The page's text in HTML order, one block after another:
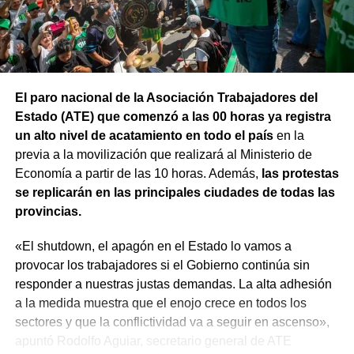
esta comisión debe actuar».
Luego, la secretaria general de Conadu, Clara Chevalier,
precisó que, como parte de esa política de destrucción de
una desregulación de los precios fundamentales para la
vida, como las tarifas de transporte, telefonía celular,
internet, luz y gas. Todo eso produjo una caída del salario
que tiene un impacto directo e indirecto sobre las
mujeres».
«Estamos viviendo una brutal disputa por el tiempo.
fundacionales como la jornada de 8 horas, instalando un
banco de horas flexible, que borra los límites entre lo
personal y lo laboral, debemos recurrir a varios empleos
para poder sostener la vida», dijo Chevalier y subrayó
que «esta pobreza de tiempo impacta de manera
El paro nacional de la Asociación Trabajadores del
Estado (ATE) que comenzó a las 00 horas ya registra
un alto nivel de acatamiento en todo el paísen la
previa a la movilización que realizará al Ministerio de
Economía a partir de las 10 horas. Además, las protestas
se replicarán en las principales ciudades de todas las
provincias.
«El shutdown, el apagón en el Estado lo vamos a
provocar los trabajadores si el Gobierno continúa sin
responder a nuestras justas demandas. La alta adhesión
a la medida muestra que el enojo crece en todos los
sectores y que la conflictividad va a seguir en ascenso»,
apuntó Rodolfo Aguiar, secretario general de ATE